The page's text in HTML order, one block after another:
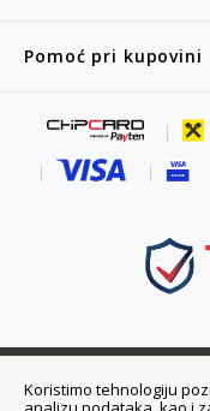
Pomoć pri kupovini
Koristimo tehnologiju